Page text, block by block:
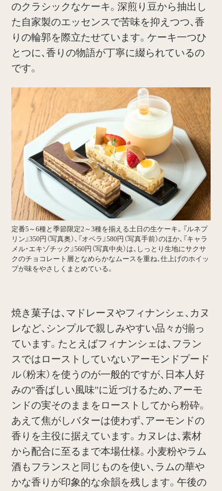
のクラシックなケーキ。深煎り豆から抽出し
た自家製のエッセンスで苦味を抑えつつ、香
りの輪郭を際立たせています。ケーキ一つひ
とつに、香りの物語が丁寧に綴られているの
です。
定番5～6種と季節限定2～3種を揃える土日の生ケーキ。『ルネプ
リン』350円（写真奥）、『オペラ』580円（写真手前）のほか、『キャラ
メル・エキゾチック』560円（写真中央）は、しっとり生地にサクサ
クのチョコレート層となめらかなムースを重ね、仕上げのホイッ
プが味をやさしくまとめている。
焼き菓子は、マドレーヌやフィナンシェ、カヌ
レなど、シンプルで親しみやすい品々が揃っ
ています。たとえばフィナンシェは、フラン
スではローストしていないアーモンドプード
ル（粉末）を使うのが一般的ですが、日本人好
みの"香ばしい風味"に近づけるため、アーモ
ンドの実そのままをローストしてから粉砕。
あえて焦がしバターは使わず、アーモンドの
香りを主役に据えています。カヌレは、素材
から配合に至るまで本場仕様。小麦粉やラム
酒もフランスと同じものを使い、ラムの華や
かな香りが印象的な余韻を残します。午後の